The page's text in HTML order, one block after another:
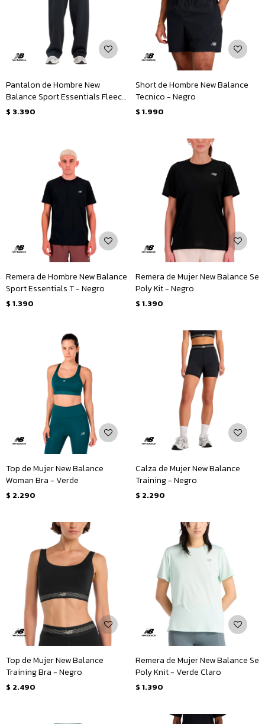
Pantalon de Hombre New
Balance Sport Essentials Fleece
- Negro
$ 3.390
Short de Hombre New Balance
Tecnico - Negro
$ 1.990
Remera de Hombre New Balance
Sport Essentials T - Negro
$ 1.390
Remera de Mujer New Balance Se
Poly Kit - Negro
$ 1.390
Top de Mujer New Balance
Woman Bra - Verde
$ 2.290
Calza de Mujer New Balance
Training - Negro
$ 2.290
Top de Mujer New Balance
Training Bra - Negro
$ 2.490
Remera de Mujer New Balance Se
Poly Knit - Verde Claro
$ 1.390